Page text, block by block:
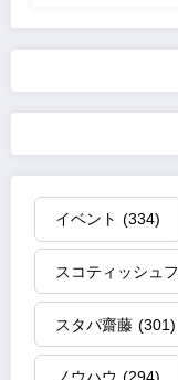
イベント (334)
スコティッシュ
スタパ齋藤 (301)